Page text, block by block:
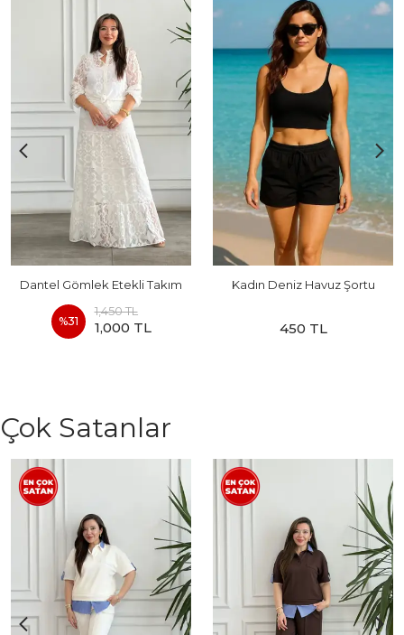
Dantel Gömlek Etekli Takım
%31
1,450 TL
1,000 TL
Kadın Deniz Havuz Şortu
450 TL
Çok Satanlar